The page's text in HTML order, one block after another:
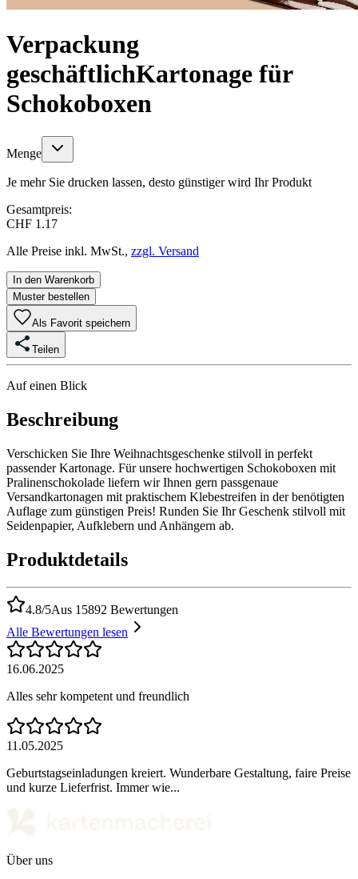
Verpackung
geschäftlichKartonage für
Schokoboxen
Menge
Je mehr Sie drucken lassen, desto günstiger wird Ihr Produkt
Gesamtpreis:
CHF 1.17
Alle Preise inkl. MwSt., zzgl. Versand
In den Warenkorb
Muster bestellen
Als Favorit speichern
Teilen
Auf einen Blick
Beschreibung
Verschicken Sie Ihre Weihnachtsgeschenke stilvoll in perfekt
passender Kartonage. Für unsere hochwertigen Schokoboxen mit
Pralinenschokolade liefern wir Ihnen gern passgenaue
Versandkartonagen mit praktischem Klebestreifen in der benötigten
Auflage zum günstigen Preis! Runden Sie Ihr Geschenk stilvoll mit
Seidenpapier, Aufklebern und Anhängern ab.
Produktdetails
4.8/5Aus 15892 Bewertungen
Alle Bewertungen lesen
16.06.2025
Alles sehr kompetent und freundlich
11.05.2025
Geburtstagseinladungen kreiert. Wunderbare Gestaltung, faire Preise
und kurze Lieferfrist. Immer wie...
Über uns